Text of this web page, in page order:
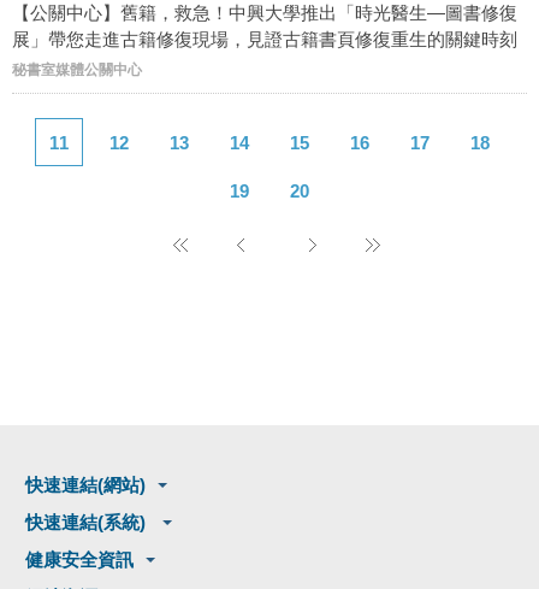
【公關中心】舊籍，救急！中興大學推出「時光醫生—圖書修復
展」帶您走進古籍修復現場，見證古籍書頁修復重生的關鍵時刻
秘書室媒體公關中心
11 12 13 14 15 16 17 18
19 20
快速連結(網站)
快速連結(系統)
健康安全資訊